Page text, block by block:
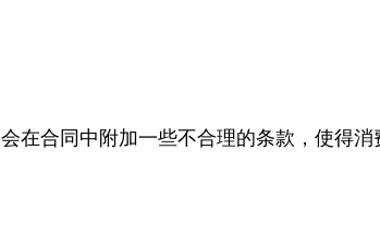
合同中附加一些不合理的条款，使得消